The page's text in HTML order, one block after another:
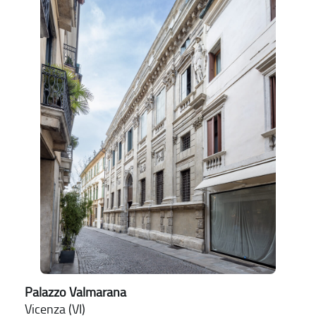
Palazzo Valmarana
Vicenza (VI)